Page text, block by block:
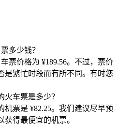
多少钱？
票价格为 ¥189.56。不过，票价
是繁忙时段而有所不同。有时您
火车票是多少？
机票是 ¥82.25。我们建议尽早预
得最便宜的机票。